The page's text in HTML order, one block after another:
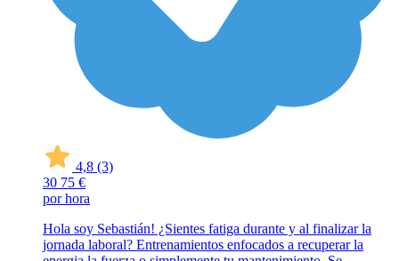
4,8 (3)
30 75 €
por hora
Hola soy Sebastián! ¿Sientes fatiga durante y al finalizar la
jornada laboral? Entrenamientos enfocados a recuperar la